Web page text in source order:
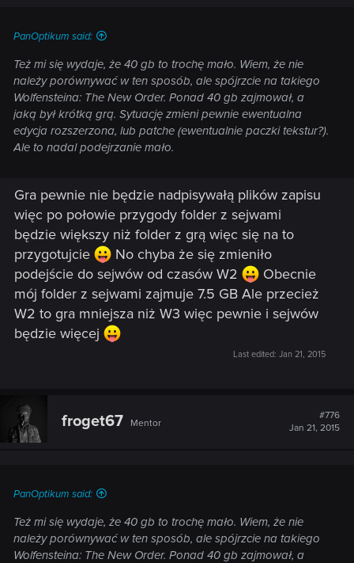
PanOptikum said:
Też mi się wydaje, że 40 gb to trochę mało. Wiem, że nie
należy porównywać w ten sposób, ale spójrzcie na takiego
Wolfensteina: The New Order. Ponad 40 gb zajmował, a
jaką był krótką grą. Sytuację zmieni pewnie ewentualna
edycja rozszerzona, lub patche (ewentualnie paczki tekstur?).
Ale to nadal podejrzanie mało.
Gra pewnie nie będzie nadpisywałą plików zapisu
więc po połowie przygody folder z sejwami
będzie większy niż folder z grą więc się na to
przygotujcie
No chyba że się zmieniło
podejście do sejwów od czasów W2
Obecnie
mój folder z sejwami zajmuje 7.5 GB Ale przecież
W2 to gra mniejsza niż W3 więc pewnie i sejwów
będzie więcej
Last edited: Jan 21, 2015
froget67 Mentor
#776
Jan 21, 2015
PanOptikum said:
Też mi się wydaje, że 40 gb to trochę mało. Wiem, że nie
należy porównywać w ten sposób, ale spójrzcie na takiego
Wolfensteina: The New Order. Ponad 40 gb zajmował, a